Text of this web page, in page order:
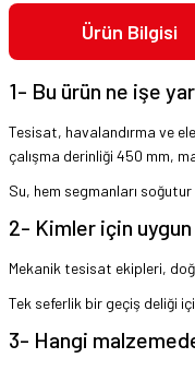
Ürün Bilgisi
1- Bu ürün ne işe
Tesisat, havalandırma ve
çalışma derinliği 450 mm,
Su, hem segmanları
2- Kimler için uygun
Mekanik tesisat ekipleri,
Tek seferlik bir geçiş deliği
3- Hangi